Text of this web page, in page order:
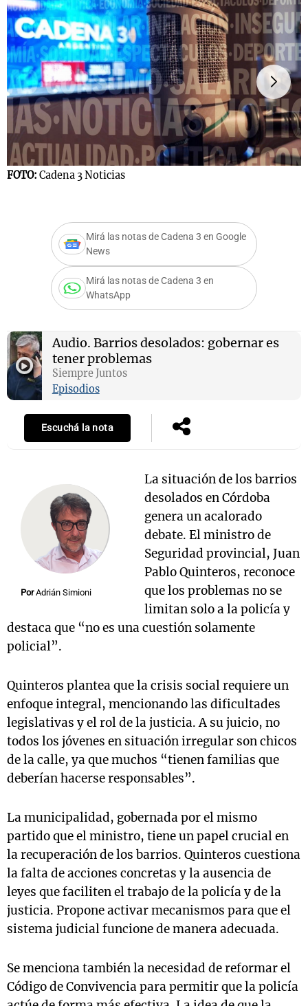
FOTO: Cadena 3 Noticias
Mirá las notas de Cadena 3 en Google
News
Mirá las notas de Cadena 3 en
WhatsApp
Audio. Barrios desolados: gobernar es
tener problemas
Siempre Juntos
Episodios
Escuchá la nota
Por Adrián Simioni
La situación de los barrios
desolados en Córdoba
genera un acalorado
debate. El ministro de
Seguridad provincial, Juan
Pablo Quinteros, reconoce
que los problemas no se
limitan solo a la policía y
destaca que “no es una cuestión solamente
policial”.
Quinteros plantea que la crisis social requiere un
enfoque integral, mencionando las dificultades
legislativas y el rol de la justicia. A su juicio, no
todos los jóvenes en situación irregular son chicos
de la calle, ya que muchos “tienen familias que
deberían hacerse responsables”.
La municipalidad, gobernada por el mismo
partido que el ministro, tiene un papel crucial en
la recuperación de los barrios. Quinteros cuestiona
la falta de acciones concretas y la ausencia de
leyes que faciliten el trabajo de la policía y de la
justicia. Propone activar mecanismos para que el
sistema judicial funcione de manera adecuada.
Se menciona también la necesidad de reformar el
Código de Convivencia para permitir que la policía
Notas
Notas